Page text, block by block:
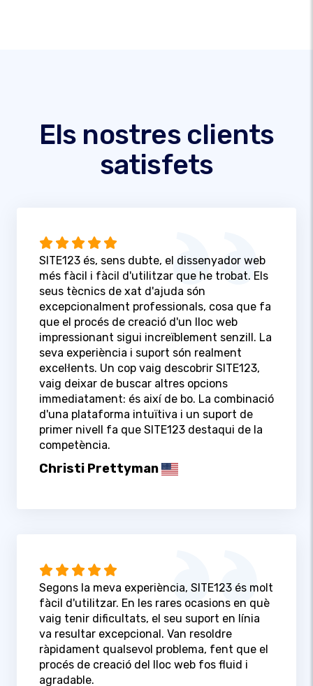
Els nostres clients
satisfets
SITE123 és, sens dubte, el dissenyador web
més fàcil i fàcil d'utilitzar que he trobat. Els
seus tècnics de xat d'ajuda són
excepcionalment professionals, cosa que fa
que el procés de creació d'un lloc web
impressionant sigui increïblement senzill. La
seva experiència i suport són realment
excel·lents. Un cop vaig descobrir SITE123,
vaig deixar de buscar altres opcions
immediatament: és així de bo. La combinació
d'una plataforma intuïtiva i un suport de
primer nivell fa que SITE123 destaqui de la
competència.
Christi Prettyman
Segons la meva experiència, SITE123 és molt
fàcil d'utilitzar. En les rares ocasions en què
vaig tenir dificultats, el seu suport en línia
va resultar excepcional. Van resoldre
ràpidament qualsevol problema, fent que el
procés de creació del lloc web fos fluid i
agradable.